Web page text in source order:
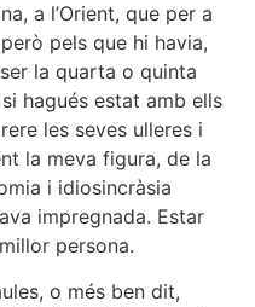
a l’Orient, que per a
pels que hi havia,
la quarta o quinta
hagués estat amb ells
les seves ulleres i
la meva figura, de la
i idiosincràsia
impregnada. Estar
persona.
o més ben dit,